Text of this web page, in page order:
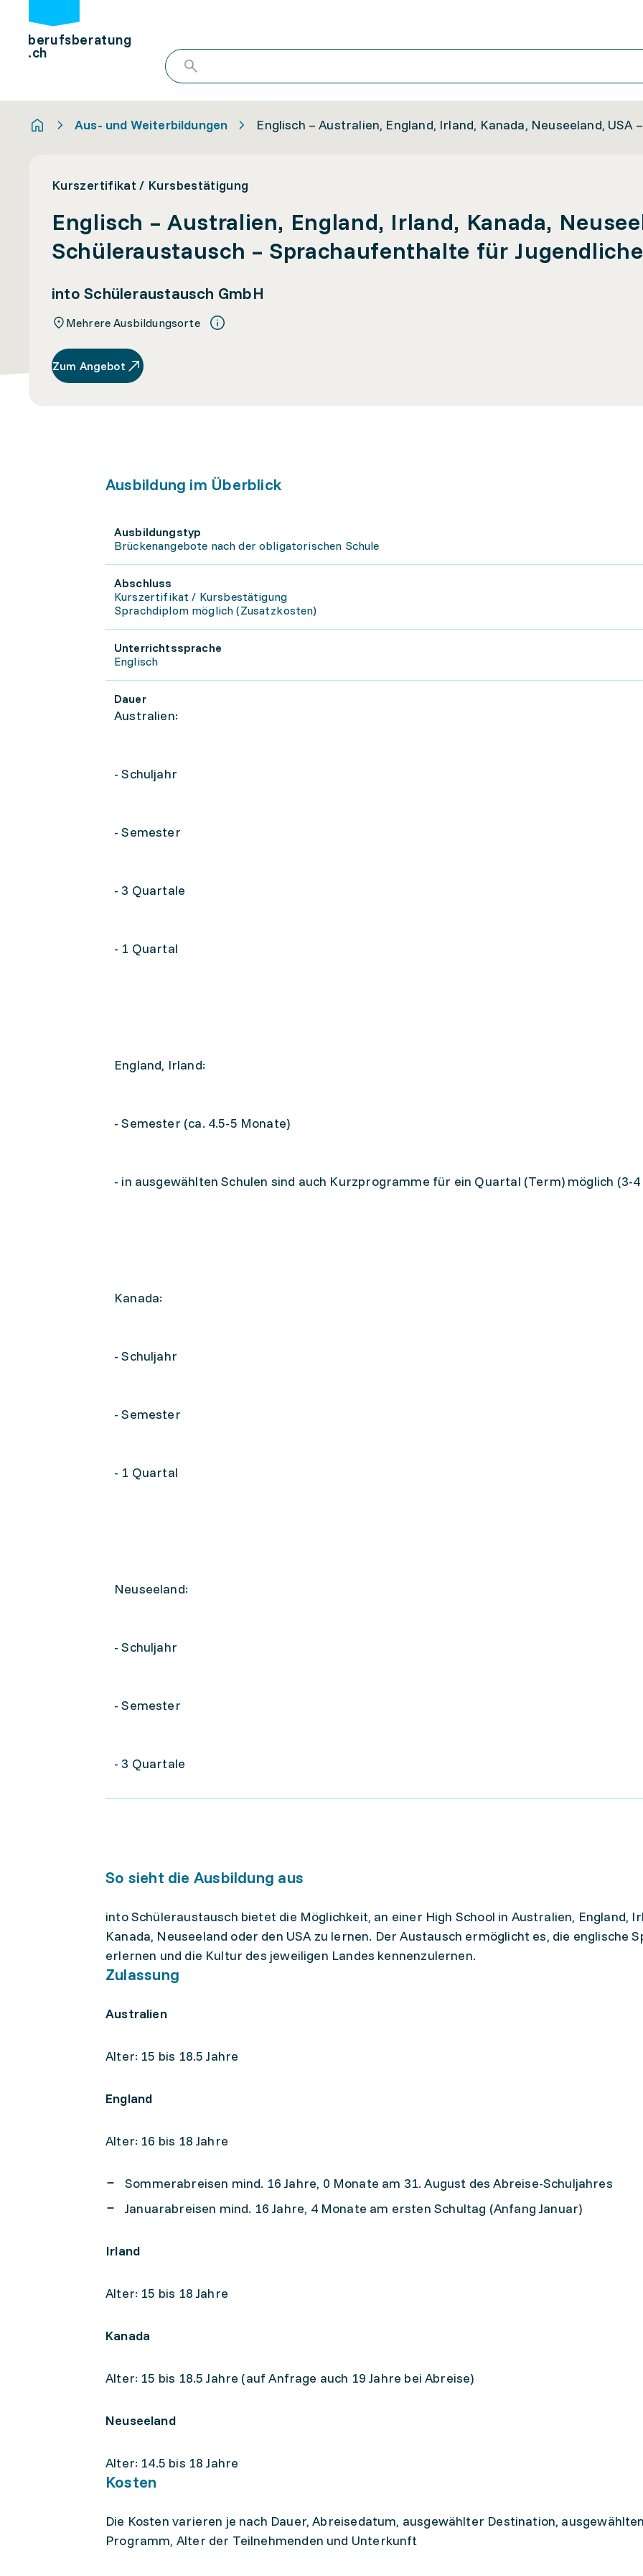
berufsberatung
.ch
Aus- und Weiterbildungen Englisch – Australien, England, Irland, Kanada, Neuseeland,
Kurszertifikat / Kursbestätigung
Englisch – Australien, England, Irland, Kanada,
Schüleraustausch – Sprachaufenthalte für Jugendliche
into Schüleraustausch GmbH
Mehrere Ausbildungsorte
Zum Angebot
Ausbildung im Überblick
Ausbildungstyp
Brückenangebote nach der obligatorischen Schule
Abschluss
Kurszertifikat / Kursbestätigung
Sprachdiplom möglich (Zusatzkosten)
Unterrichtssprache
Englisch
Dauer
Australien:
- Schuljahr
- Semester
- 3 Quartale
- 1 Quartal
England, Irland:
- Semester (ca. 4.5-5 Monate)
- in ausgewählten Schulen sind auch Kurzprogramme für ein Quartal (Term) möglich (3-
Kanada:
- Schuljahr
- Semester
- 1 Quartal
Neuseeland:
- Schuljahr
- Semester
- 3 Quartale
So sieht die Ausbildung aus
into Schüleraustausch bietet die Möglichkeit, an einer High School in Australien, England,
Kanada, Neuseeland oder den USA zu lernen. Der Austausch ermöglicht es, die englische
erlernen und die Kultur des jeweiligen Landes kennenzulernen.
Zulassung
Australien
Alter: 15 bis 18.5 Jahre
England
Alter: 16 bis 18 Jahre
Sommerabreisen mind. 16 Jahre, 0 Monate am 31. August des Abreise-Schuljahres
Januarabreisen mind. 16 Jahre, 4 Monate am ersten Schultag (Anfang Januar)
Irland
Alter: 15 bis 18 Jahre
Kanada
Alter: 15 bis 18.5 Jahre (auf Anfrage auch 19 Jahre bei Abreise)
Neuseeland
Alter: 14.5 bis 18 Jahre
Kosten
Die Kosten varieren je nach Dauer, Abreisedatum, ausgewählter Destination,
Programm, Alter der Teilnehmenden und Unterkunft